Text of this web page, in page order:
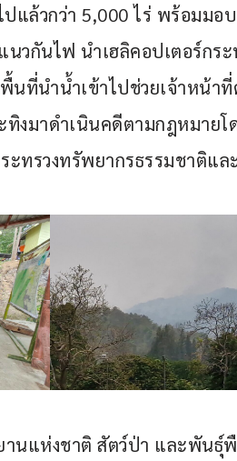
แล้วกว่า 5,000 ไร่ พร้อมมอบ
วกันไฟ นำเฮลิคอปเตอร์กระ
นที่นำน้ำเข้าไปช่วยเจ้าหน้า
งมาดำเนินคดีตามกฎหมายโ
ทรวงทรัพยากรธรรมชาติแล
นแห่งชาติ สัตว์ป่า และพันธุ์พื